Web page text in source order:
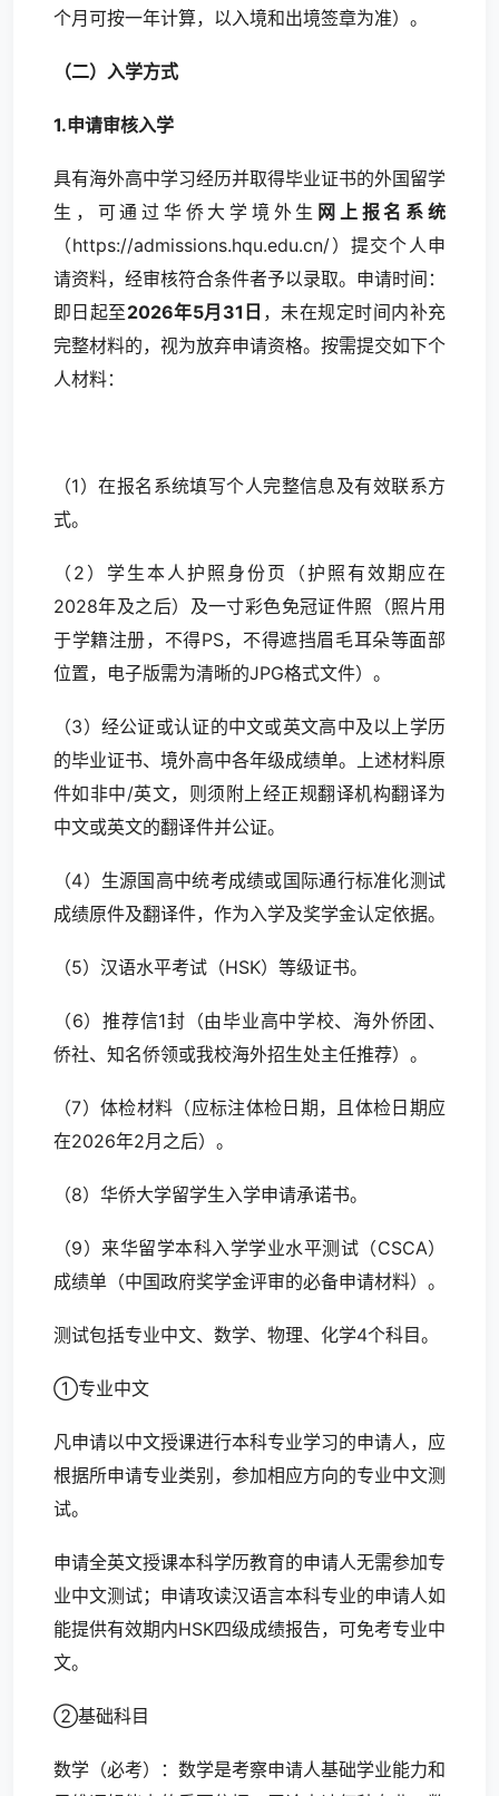
个月可按一年计算，以入境和出境签章为准）。
（二）入学方式
1.申请审核入学
具有海外高中学习经历并取得毕业证书的外国留学
生，可通过华侨大学境外生 网上报名系统
（https://admissions.hqu.edu.cn/）提交个人申
请资料，经审核符合条件者予以录取。申请时间：
即日起至2026年5月 31 日 ，未在规定时间内补充
完整材料的，视为放弃申请资格。按需提交如下个
人材料：
（1）在报名系统填写个人完整信息及有效联系方
式。
（2）学生本人护照身份页（护照有效期应在
2028年及之后）及一寸彩色免冠证件照（照片用
于学籍注册，不得PS，不得遮挡眉毛耳朵等面部
位置，电子版需为清晰的JPG格式文件）。
（3）经公证或认证的中文或英文高中及以上学历
的毕业证书、境外高中各年级成绩单。上述材料原
件如非中/英文，则须附上经正规翻译机构翻译为
中文或英文的翻译件并公证。
（4）生源国高中统考成绩或国际通行标准化测试
成绩原件及翻译件，作为入学及奖学金认定依据。
（5）汉语水平考试（HSK）等级证书。
（6）推荐信1封（由毕业高中学校、海外侨团、
侨社、知名侨领或我校海外招生处主任推荐）。
（7）体检材料（应标注体检日期，且体检日期应
在2026年2月之后）。
（8）华侨大学留学生入学申请承诺书。
（9）来华留学本科入学学业水平测试（CSCA）
成绩单（中国政府奖学金评审的必备申请材料）。
测试包括专业中文、数学、物理、化学4个科目。
①专业中文
凡申请以中文授课进行本科专业学习的申请人，应
根据所申请专业类别，参加相应方向的专业中文测
试。
申请全英文授课本科学历教育的申请人无需参加专
业中文测试；申请攻读汉语言本科专业的申请人如
能提供有效期内HSK四级成绩报告，可免考专业中
文。
②基础科目
数学（必考）：数学是考察申请人基础学业能力和